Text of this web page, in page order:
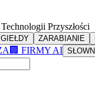
Przyszłości
GIEŁDY ZARABIANIE
🏢 FIRMY AI